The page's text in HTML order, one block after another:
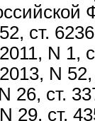
ст.
N 1,
N
26, ст.
29, ст.